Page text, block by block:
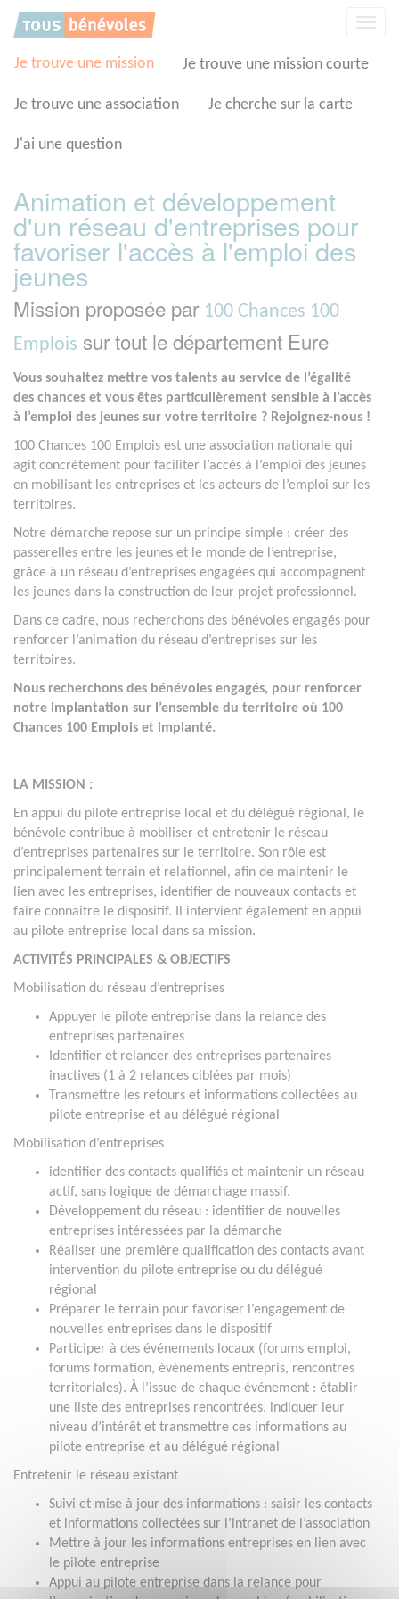
Je trouve une mission Je trouve une mission courte
Je trouve une association Je cherche sur la carte
J'ai une question
Animation et développement
d'un réseau d'entreprises pour
favoriser l'accès à l'emploi des
jeunes
Mission proposée par 100 Chances 100
Emplois sur tout le département Eure
Vous souhaitez mettre vos talents au service de l’égalité
des chances et vous êtes particulièrement sensible à l’accès
à l’emploi des jeunes sur votre territoire ? Rejoignez-nous !
100 Chances 100 Emplois est une association nationale qui
agit concrètement pour faciliter l’accès à l’emploi des jeunes
en mobilisant les entreprises et les acteurs de l’emploi sur les
territoires.
Notre démarche repose sur un principe simple : créer des
passerelles entre les jeunes et le monde de l’entreprise,
grâce à un réseau d’entreprises engagées qui accompagnent
les jeunes dans la construction de leur projet professionnel.
Dans ce cadre, nous recherchons des bénévoles engagés pour
renforcer l’animation du réseau d’entreprises sur les
territoires.
Nous recherchons des bénévoles engagés, pour renforcer
notre implantation sur l’ensemble du territoire où 100
Chances 100 Emplois et implanté.
LA MISSION :
En appui du pilote entreprise local et du délégué régional, le
bénévole contribue à mobiliser et entretenir le réseau
d’entreprises partenaires sur le territoire. Son rôle est
principalement terrain et relationnel, afin de maintenir le
lien avec les entreprises, identifier de nouveaux contacts et
faire connaître le dispositif. Il intervient également en appui
au pilote entreprise local dans sa mission.
ACTIVITÉS PRINCIPALES & OBJECTIFS
Mobilisation du réseau d’entreprises
Appuyer le pilote entreprise dans la relance des
entreprises partenaires
Identifier et relancer des entreprises partenaires
inactives (1 à 2 relances ciblées par mois)
Transmettre les retours et informations collectées au
pilote entreprise et au délégué régional
Mobilisation d’entreprises
identifier des contacts qualifiés et maintenir un réseau
actif, sans logique de démarchage massif.
Développement du réseau : identifier de nouvelles
entreprises intéressées par la démarche
Réaliser une première qualification des contacts avant
intervention du pilote entreprise ou du délégué
régional
Préparer le terrain pour favoriser l’engagement de
nouvelles entreprises dans le dispositif
Participer à des événements locaux (forums emploi,
forums formation, événements entrepris, rencontres
territoriales). À l’issue de chaque événement : établir
une liste des entreprises rencontrées, indiquer leur
niveau d’intérêt et transmettre ces informations au
pilote entreprise et au délégué régional
Entretenir le réseau existant
Suivi et mise à jour des informations : saisir les contacts
et informations collectées sur l’intranet de l’association
Mettre à jour les informations entreprises en lien avec
le pilote entreprise
Appui au pilote entreprise dans la relance pour
Panneau de gestion des cookies